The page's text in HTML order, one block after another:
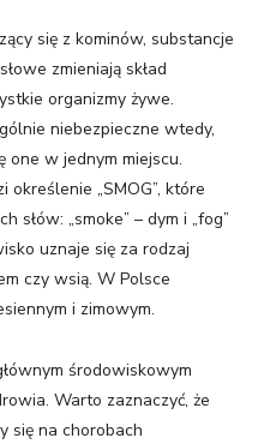
się z kominów, substancje
zmieniają skład
organizmy żywe.
niebezpieczne wtedy,
one w jednym miejscu.
określenie „SMOG”, które
słów: „smoke” – dym i „fog”
uznaje się za rodzaj
czy wsią. W Polsce
i zimowym.
środowiskowym
Warto zaznaczyć, że
się na chorobach